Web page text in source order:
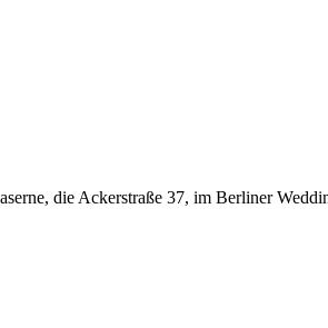
die Ackerstraße 37, im Berliner